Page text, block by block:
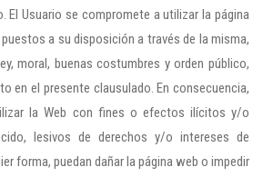
El Usuario se compromete a utilizar la página
a su disposición a través de la misma,
moral, buenas costumbres y orden público,
en el presente clausulado. En consecuencia,
la Web con fines o efectos ilícitos y/o
lesivos de derechos y/o intereses de
forma, puedan dañar la página web o impedir